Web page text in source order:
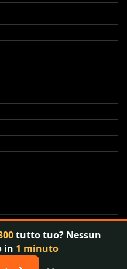
tutto tuo? Nessun
in 1 minuto